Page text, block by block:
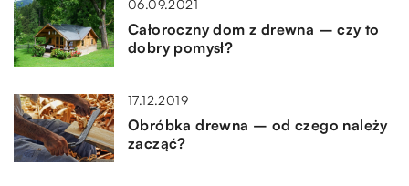
06.09.2021
Całoroczny dom z drewna – czy to
dobry pomysł?
17.12.2019
Obróbka drewna – od czego należy
zacząć?